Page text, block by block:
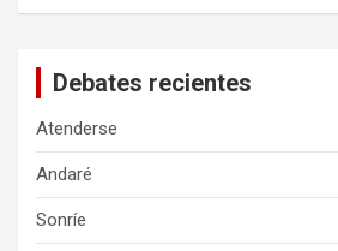
Debates recientes
Atenderse
Andaré
Sonríe